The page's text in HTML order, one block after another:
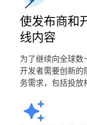
使发布商和
线内容
为了继续向全球数
开发者需要创新的
务需求，包括投放